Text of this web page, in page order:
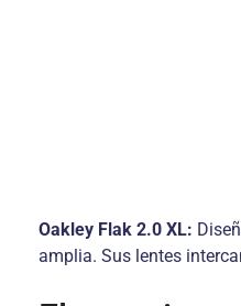
Oakley Flak 2.0 XL:
amplia. Sus lentes